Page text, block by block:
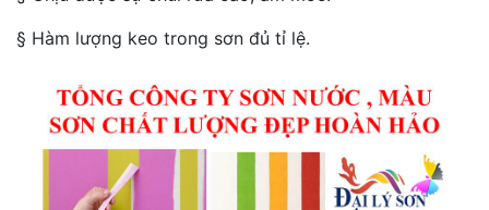
§ Hàm lượng keo trong sơn đủ tỉ lệ.